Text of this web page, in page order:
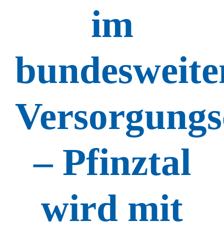
im
– Pfinztal
wird mit